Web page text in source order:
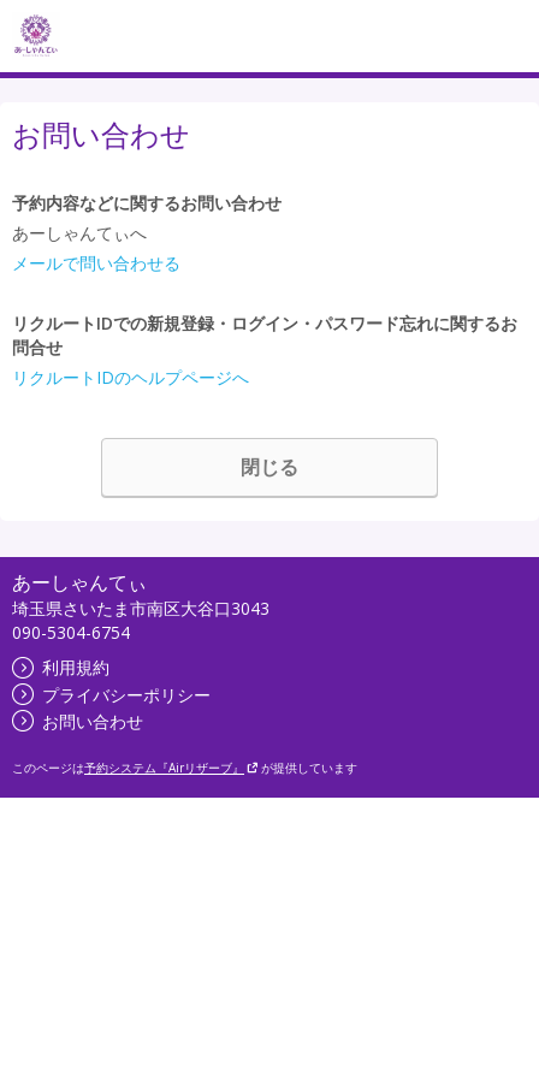
お問い合わせ
予約内容などに関するお問い合わせ
あーしゃんてぃへ
メールで問い合わせる
リクルートIDでの新規登録・ログイン・パスワード忘れに関するお
問合せ
リクルートIDのヘルプページへ
閉じる
あーしゃんてぃ
埼玉県さいたま市南区大谷口3043
090-5304-6754
利用規約
プライバシーポリシー
お問い合わせ
このページは予約システム『Airリザーブ』 が提供しています